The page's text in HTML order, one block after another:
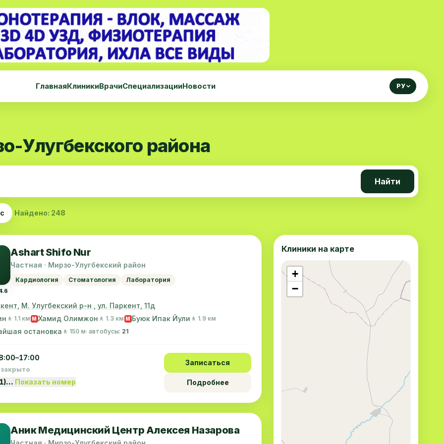
ГлавнаяКлиникиВрачиСпециализацииНовости РУ
Улугбекского района
Найти
Найдено: 248
Ashart Shifo Nur
Частная · Мирзо-Улугбекский район
Кардиология Стоматология Лаборатория
М. Улугбекский р-н , ул. Паркент, 11д
🚶 1.1 км M Хамид Олимжон 🚶 1.3 км M Буюк Ипак Йули 🚶 1.9 км
остановка 🚶 150 м· автобусы: 21
Показать номер
Записаться
Подробнее
Аник Медицинский Центр Алексея Назарова
Клиники на карте
+
−